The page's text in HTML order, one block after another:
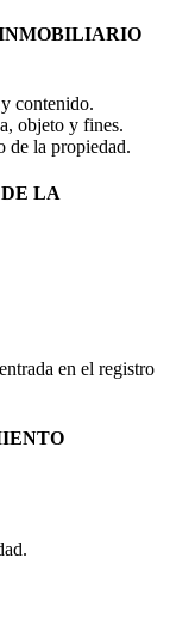
contenido.
objeto y fines.
de la propiedad.
LA
en el registro